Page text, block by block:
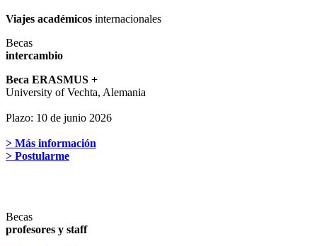
Viajes académicos internacionales
Becas
intercambio
Beca ERASMUS +
University of Vechta, Alemania
Plazo: 10 de junio 2026
> Más información
> Postularme
Becas
profesores y staff